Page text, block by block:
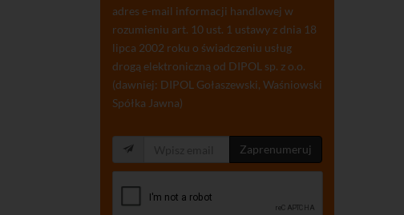
adres e-mail informacji handlowej w
rozumieniu art. 10 ust. 1 ustawy z dnia 18
lipca 2002 roku o świadczeniu usług
drogą elektroniczną od DIPOL sp. z o.o.
(dawniej: DIPOL Gołaszewski, Waśniowski
Spółka Jawna)
Zaprenumeruj